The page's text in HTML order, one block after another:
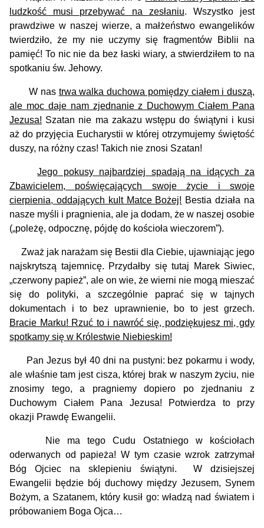
ludzkość musi przebywać na zesłaniu. Wszystko jest
prawdziwe w naszej wierze, a małżeństwo ewangelików
twierdziło, że my nie uczymy się fragmentów Biblii na
pamięć! To nic nie da bez łaski wiary, a stwierdziłem to na
spotkaniu św. Jehowy.
W nas trwa walka duchowa pomiędzy ciałem i duszą,
ale moc daje nam zjednanie z Duchowym Ciałem Pana
Jezusa! Szatan nie ma zakazu wstępu do świątyni i kusi
aż do przyjęcia Eucharystii w której otrzymujemy świętość
duszy, na różny czas! Takich nie znosi Szatan!
Jego pokusy najbardziej spadają na idących za
Zbawicielem, poświęcających swoje życie i swoje
cierpienia, oddających kult Matce Bożej! Bestia działa na
nasze myśli i pragnienia, ale ja dodam, że w naszej osobie
(„poleżę, odpocznę, pójdę do kościoła wieczorem”).
Zważ jak narażam się Bestii dla Ciebie, ujawniając jego
najskrytszą tajemnicę. Przydałby się tutaj Marek Siwiec,
„czerwony papież”, ale on wie, że wierni nie mogą mieszać
się do polityki, a szczególnie paprać się w tajnych
dokumentach i to bez uprawnienie, bo to jest grzech.
Bracie Marku! Rzuć to i nawróć się, podziękujesz mi, gdy
spotkamy się w Królestwie Niebieskim!
Pan Jezus był 40 dni na pustyni: bez pokarmu i wody,
ale właśnie tam jest cisza, której brak w naszym życiu, nie
znosimy tego, a pragniemy dopiero po zjednaniu z
Duchowym Ciałem Pana Jezusa! Potwierdza to przy
okazji Prawdę Ewangelii.
Nie ma tego Cudu Ostatniego w kościołach
oderwanych od papieża! W tym czasie wzrok zatrzymał
Bóg Ojciec na sklepieniu świątyni. W dzisiejszej
Ewangelii będzie bój duchowy między Jezusem, Synem
Bożym, a Szatanem, który kusił go: władzą nad światem i
próbowaniem Boga Ojca…